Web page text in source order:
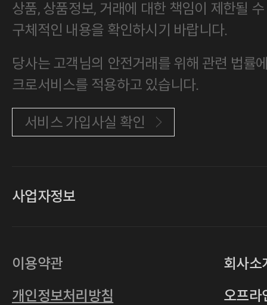
상품, 상품정보, 거래에 대한 책임이 제한될
구체적인 내용을 확인하시기 바랍니다.
당사는 고객님의 안전거래를 위해 관련 법률
크로서비스를 적용하고 있습니다.
서비스 가입사실 확인
사업자정보
사업자등록번호
통신판매업 2011-서울중구-0149
이용약관
개인정보처리방침
회사소
오프라